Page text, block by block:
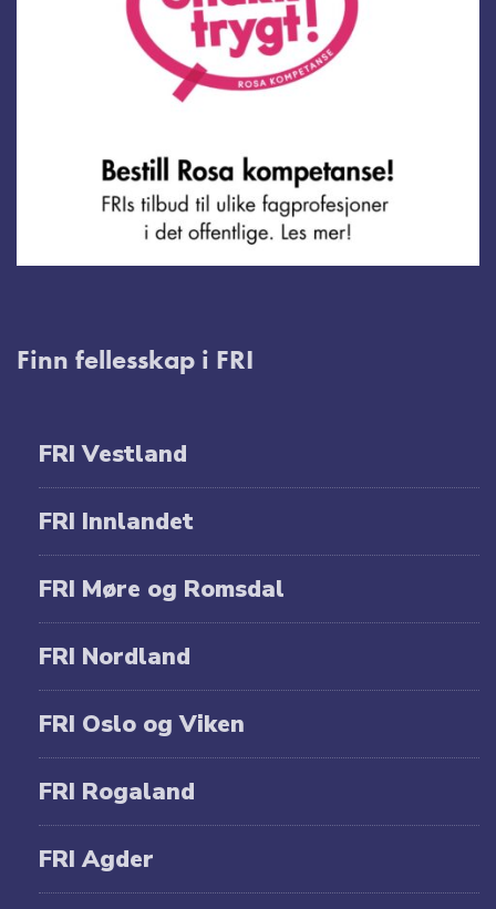
Finn fellesskap i FRI
FRI Vestland
FRI Innlandet
FRI Møre og Romsdal
FRI Nordland
FRI Oslo og Viken
FRI Rogaland
FRI Agder